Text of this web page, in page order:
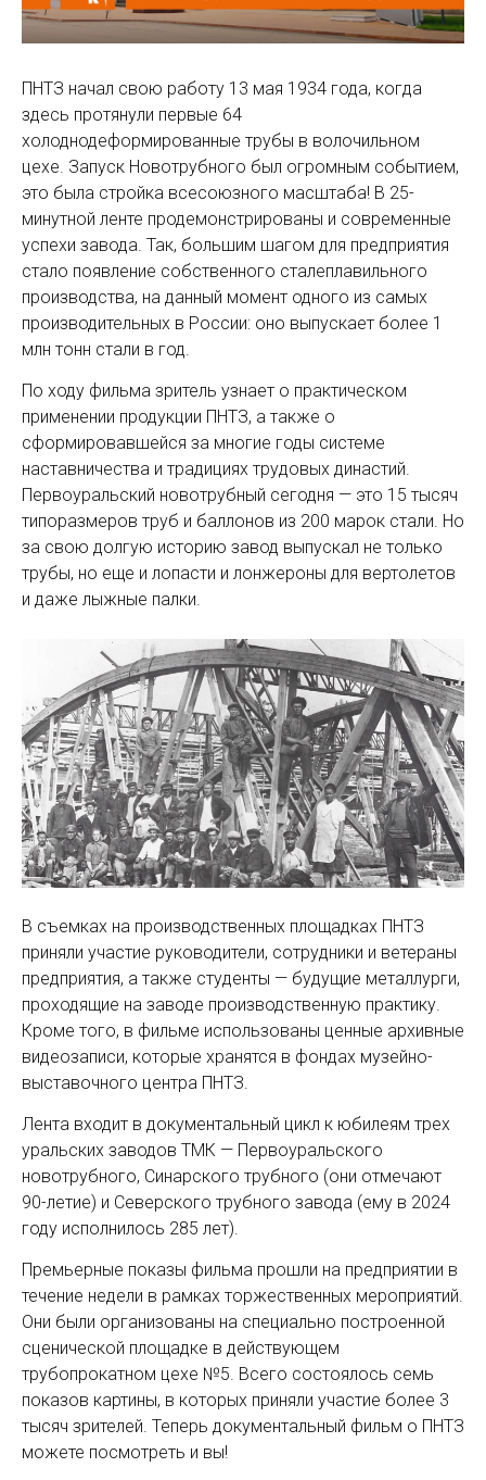
ПНТЗ начал свою работу 13 мая 1934 года, когда
здесь протянули первые 64
холоднодеформированные трубы в волочильном
цехе. Запуск Новотрубного был огромным событием,
это была стройка всесоюзного масштаба! В 25-
минутной ленте продемонстрированы и современные
успехи завода. Так, большим шагом для предприятия
стало появление собственного сталеплавильного
производства, на данный момент одного из самых
производительных в России: оно выпускает более 1
млн тонн стали в год.
По ходу фильма зритель узнает о практическом
применении продукции ПНТЗ, а также о
сформировавшейся за многие годы системе
наставничества и традициях трудовых династий.
Первоуральский новотрубный сегодня — это 15 тысяч
типоразмеров труб и баллонов из 200 марок стали. Но
за свою долгую историю завод выпускал не только
трубы, но еще и лопасти и лонжероны для вертолетов
и даже лыжные палки.
В съемках на производственных площадках ПНТЗ
приняли участие руководители, сотрудники и ветераны
предприятия, а также студенты — будущие металлурги,
проходящие на заводе производственную практику.
Кроме того, в фильме использованы ценные архивные
видеозаписи, которые хранятся в фондах музейно-
выставочного центра ПНТЗ.
Лента входит в документальный цикл к юбилеям трех
уральских заводов ТМК — Первоуральского
новотрубного, Синарского трубного (они отмечают
90-летие) и Северского трубного завода (ему в 2024
году исполнилось 285 лет).
Премьерные показы фильма прошли на предприятии в
течение недели в рамках торжественных мероприятий.
Они были организованы на специально построенной
сценической площадке в действующем
трубопрокатном цехе №5. Всего состоялось семь
показов картины, в которых приняли участие более 3
тысяч зрителей. Теперь документальный фильм о ПНТЗ
можете посмотреть и вы!